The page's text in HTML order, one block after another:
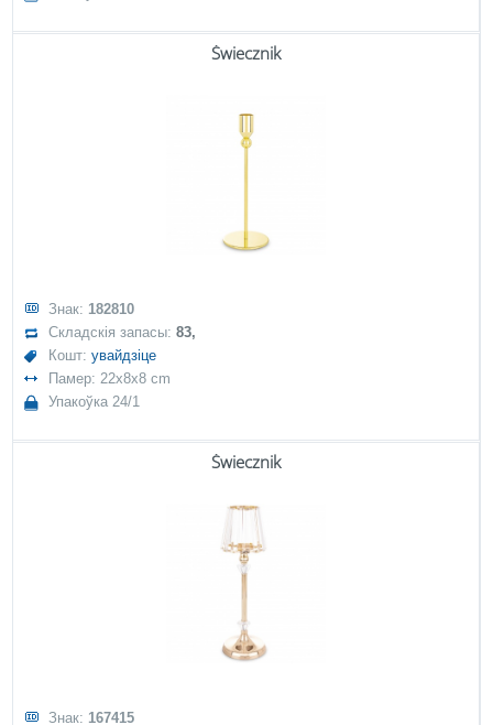
Świecznik
Знак: 182810
Складскія запасы:83,
Кошт:увайдзіце
Памер: 22x8x8 cm
Упакоўка 24/1
Świecznik
Знак: 167415